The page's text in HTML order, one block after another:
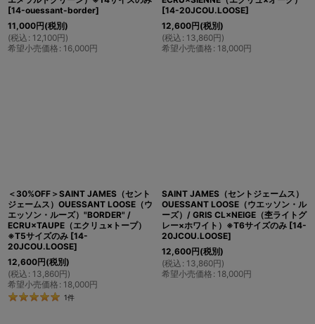
[14-ouessant-border]
11,000円(税別)
(税込 : 12,100円)
希望小売価格 : 16,000円
[14-20JCOU.LOOSE]
12,600円(税別)
(税込 : 13,860円)
希望小売価格 : 18,000円
＜30%OFF＞SAINT JAMES（セント
ジェームス）OUESSANT LOOSE（ウ
エッソン・ルーズ）"BORDER" /
ECRU×TAUPE（エクリュ×トープ）
※T5サイズのみ [14-
20JCOU.LOOSE]
12,600円(税別)
(税込 : 13,860円)
希望小売価格 : 18,000円
1件
SAINT JAMES（セントジェームス）
OUESSANT LOOSE（ウエッソン・ル
ーズ）/ GRIS CL×NEIGE（杢ライトグ
レー×ホワイト）※T6サイズのみ [14-
20JCOU.LOOSE]
12,600円(税別)
(税込 : 13,860円)
希望小売価格 : 18,000円